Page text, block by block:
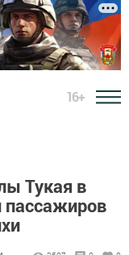
16+
Тукая в
пассажиров